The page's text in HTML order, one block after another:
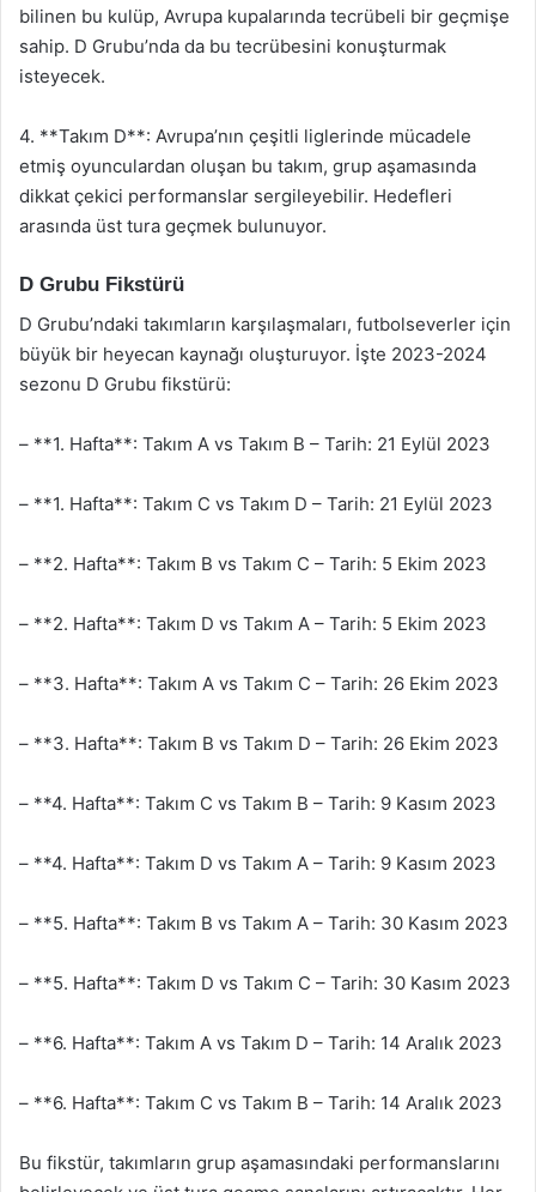
bilinen bu kulüp, Avrupa kupalarında tecrübeli bir geçmişe
sahip. D Grubu’nda da bu tecrübesini konuşturmak
isteyecek.
4. **Takım D**: Avrupa’nın çeşitli liglerinde mücadele
etmiş oyunculardan oluşan bu takım, grup aşamasında
dikkat çekici performanslar sergileyebilir. Hedefleri
arasında üst tura geçmek bulunuyor.
D Grubu Fikstürü
D Grubu’ndaki takımların karşılaşmaları, futbolseverler için
büyük bir heyecan kaynağı oluşturuyor. İşte 2023-2024
sezonu D Grubu fikstürü:
– **1. Hafta**: Takım A vs Takım B – Tarih: 21 Eylül 2023
– **1. Hafta**: Takım C vs Takım D – Tarih: 21 Eylül 2023
– **2. Hafta**: Takım B vs Takım C – Tarih: 5 Ekim 2023
– **2. Hafta**: Takım D vs Takım A – Tarih: 5 Ekim 2023
– **3. Hafta**: Takım A vs Takım C – Tarih: 26 Ekim 2023
– **3. Hafta**: Takım B vs Takım D – Tarih: 26 Ekim 2023
– **4. Hafta**: Takım C vs Takım B – Tarih: 9 Kasım 2023
– **4. Hafta**: Takım D vs Takım A – Tarih: 9 Kasım 2023
– **5. Hafta**: Takım B vs Takım A – Tarih: 30 Kasım 2023
– **5. Hafta**: Takım D vs Takım C – Tarih: 30 Kasım 2023
– **6. Hafta**: Takım A vs Takım D – Tarih: 14 Aralık 2023
– **6. Hafta**: Takım C vs Takım B – Tarih: 14 Aralık 2023
Bu fikstür, takımların grup aşamasındaki performanslarını